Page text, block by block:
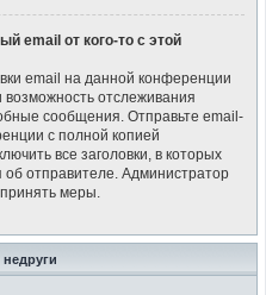
email от кого-то с этой
email на данной конференции
отслеживания
сообщения. Отправьте email-
с полной копией
все заголовки, в которых
отправителе. Администратор
меры.